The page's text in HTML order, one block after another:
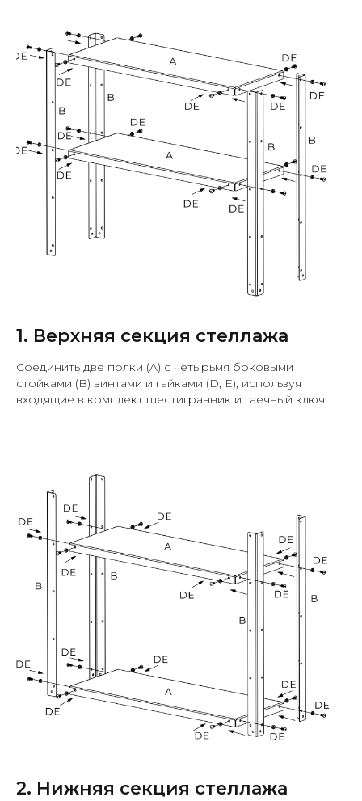
1. Верхняя секция стеллажа
Соединить две полки (A) с четырьмя боковыми
стойками (B) винтами и гайками (D, E), используя
входящие в комплект шестигранник и гаечный ключ.
2. Нижняя секция стеллажа